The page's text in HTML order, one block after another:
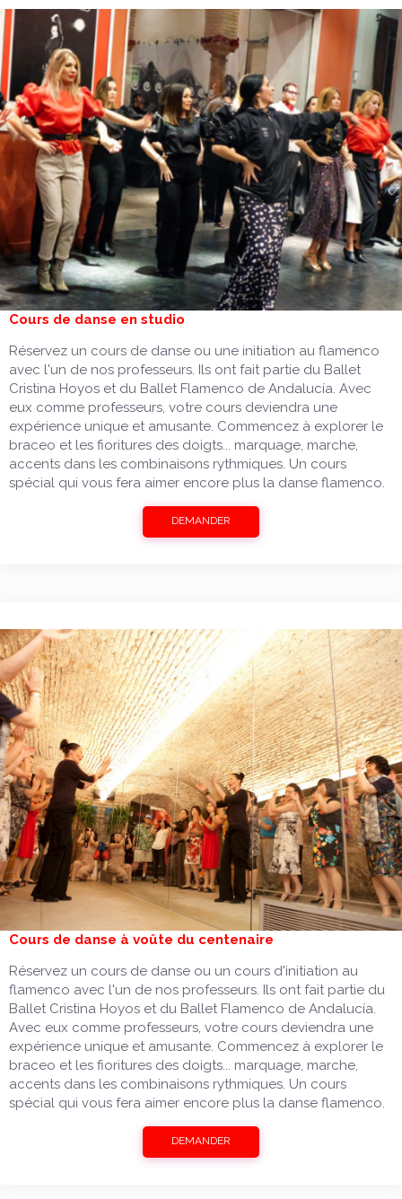
Cours de danse en studio
Réservez un cours de danse ou une initiation au flamenco
avec l'un de nos professeurs. Ils ont fait partie du Ballet
Cristina Hoyos et du Ballet Flamenco de Andalucía. Avec
eux comme professeurs, votre cours deviendra une
expérience unique et amusante. Commencez à explorer le
braceo et les fioritures des doigts... marquage, marche,
accents dans les combinaisons rythmiques. Un cours
spécial qui vous fera aimer encore plus la danse flamenco.
DEMANDER
Cours de danse à voûte du centenaire
Réservez un cours de danse ou un cours d'initiation au
flamenco avec l'un de nos professeurs. Ils ont fait partie du
Ballet Cristina Hoyos et du Ballet Flamenco de Andalucía.
Avec eux comme professeurs, votre cours deviendra une
expérience unique et amusante. Commencez à explorer le
braceo et les fioritures des doigts... marquage, marche,
accents dans les combinaisons rythmiques. Un cours
spécial qui vous fera aimer encore plus la danse flamenco.
DEMANDER